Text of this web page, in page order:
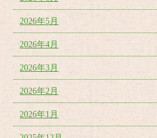
2026年5月
2026年4月
2026年3月
2026年2月
2026年1月